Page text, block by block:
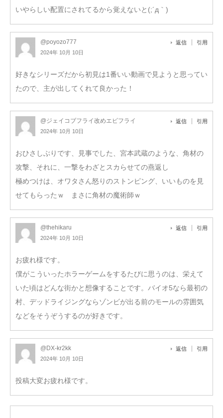
いやらしい配置にされてるから覚えないと(;´д｀)
@poyozo777
2024年 10月 10日
返信 引用
好きなシリーズだから初見は1番いい動画で見ようと思ってい
たので、主が出してくれて良かった！
@ジェイコブフライ改めエビフライ
2024年 10月 10日
返信 引用
おひさしぶりです、見事でした、宮本武蔵のような、角材の
攻撃、それに、一撃をわざとスカらせての燕返し
極めつけは、オワタさん怒りのストンピング、いいものを見
せてもらったｗ まさに角材の魔術師ｗ
@thehikaru
2024年 10月 10日
返信 引用
お疲れ様です。
僕がこういったホラーゲームをするたびに思うのは、栄えて
いた頃はどんな街かと想像することです。バイオ5なら最初の
村、デッドライジングならゾンビが出る前のモールの雰囲気
などをそうぞうするのが好きです。
@DX-kr2kk
2024年 10月 10日
返信 引用
投稿大変お疲れ様です。